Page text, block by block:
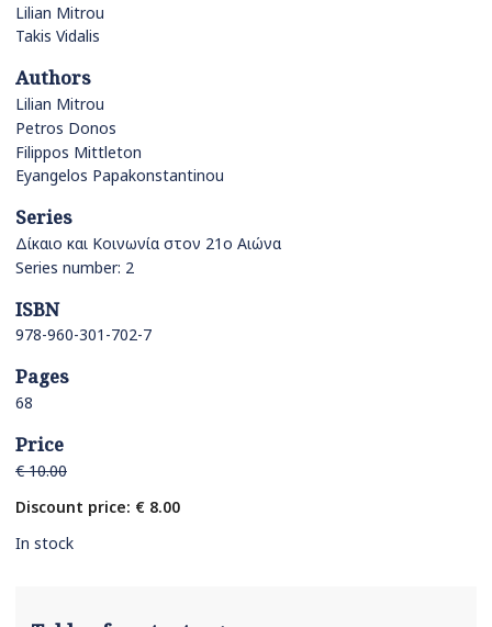
Lilian Mitrou
Takis Vidalis
Authors
Lilian Mitrou
Petros Donos
Filippos Mittleton
Eyangelos Papakonstantinou
Series
Δίκαιο και Κοινωνία στον 21ο Αιώνα
Series number: 2
ISBN
978-960-301-702-7
Pages
68
Price
€ 10.00
Discount price: € 8.00
In stock